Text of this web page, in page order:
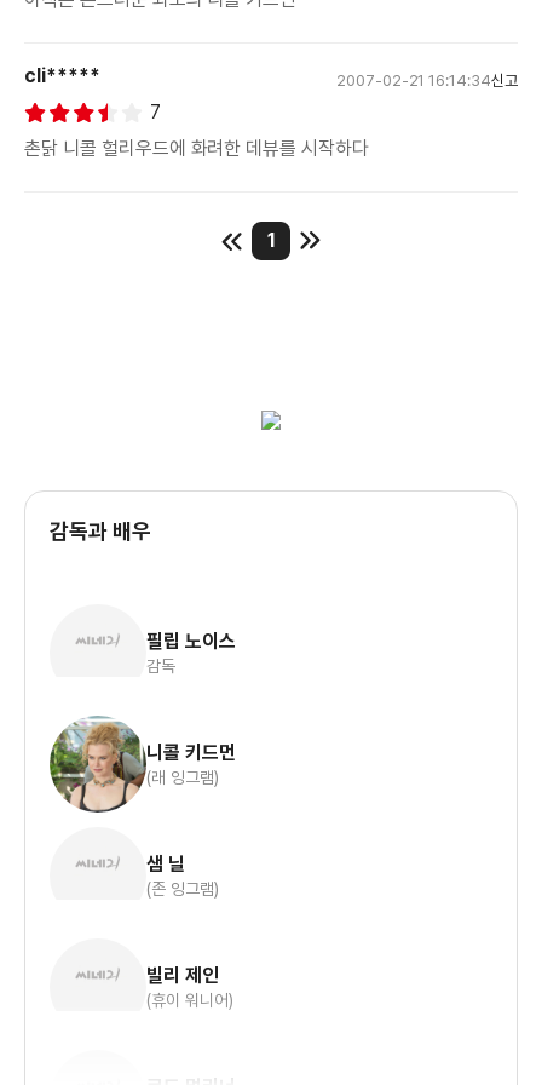
cli***** 2007-02-21 16:14:34신고
7
촌닭 니콜 헐리우드에 화려한 데뷰를 시작하다
1
감독과 배우
필립 노이스
감독
니콜 키드먼
(래 잉그램)
샘 닐
(존 잉그램)
빌리 제인
(휴이 워니어)